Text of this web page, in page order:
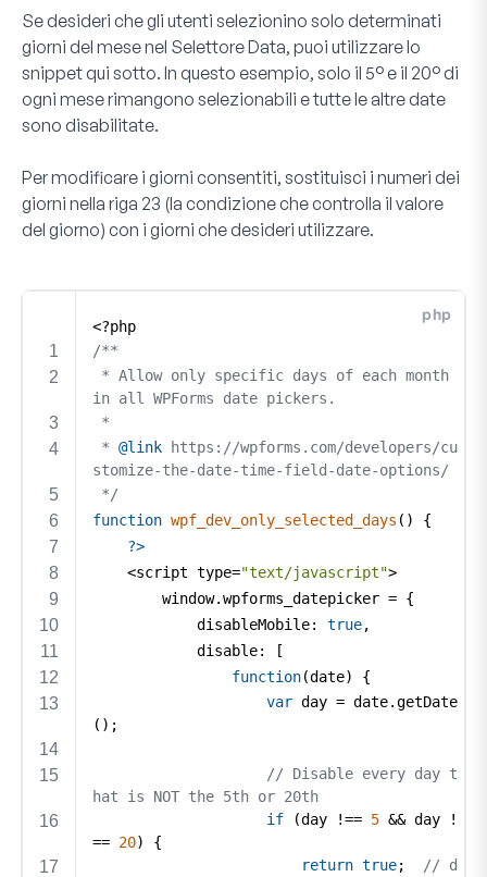
Se desideri che gli utenti selezionino solo determinati
giorni del mese nel Selettore Data, puoi utilizzare lo
snippet qui sotto. In questo esempio, solo il 5° e il 20° di
ogni mese rimangono selezionabili e tutte le altre date
sono disabilitate.
Per modificare i giorni consentiti, sostituisci i numeri dei
giorni nella riga 23 (la condizione che controlla il valore
del giorno) con i giorni che desideri utilizzare.